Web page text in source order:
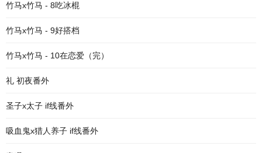
竹马x竹马 - 8吃冰棍
竹马x竹马 - 9好搭档
竹马x竹马 - 10在恋爱（完）
礼 初夜番外
圣子x太子 if线番外
吸血鬼x猎人养子 if线番外